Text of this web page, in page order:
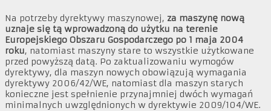
Na potrzeby dyrektywy maszynowej, za maszynę nową
uznaje się tą wprowadzoną do użytku na terenie
Europejskiego Obszaru Gospodarczego po 1 maja 2004
roku, natomiast maszyny stare to wszystkie użytkowane
przed powyższą datą. Po zaktualizowaniu wymogów
dyrektywy, dla maszyn nowych obowiązują wymagania
dyrektywy 2006/42/WE, natomiast dla maszyn starych
konieczne jest spełnienie przynajmniej dwóch wymagań
minimalnych uwzględnionych w dyrektywie 2009/104/WE.